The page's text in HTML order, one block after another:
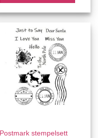
Postmark stempelsett